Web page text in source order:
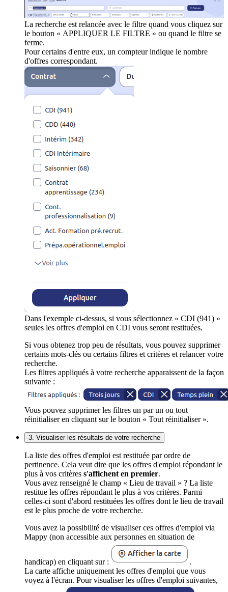
La recherche est relancée avec le filtre quand vous cliquez sur
le bouton « APPLIQUER LE FILTRE » ou quand le filtre se
ferme.
Pour certains d'entre eux, un compteur indique le nombre
d'offres correspondant.
Dans l'exemple ci-dessus, si vous sélectionnez « CDI (941) »
seules les offres d'emploi en CDI vous seront restituées.
Si vous obtenez trop peu de résultats, vous pouvez supprimer
certains mots-clés ou certains filtres et critères et relancer votre
recherche.
Les filtres appliqués à votre recherche apparaissent de la façon
suivante :
Vous pouvez supprimer les filtres un par un ou tout
réinitialiser en cliquant sur le bouton « Tout réinitialiser ».
3. Visualiser les résultats de votre recherche
La liste des offres d'emploi est restituée par ordre de
pertinence. Cela veut dire que les offres d'emploi répondant le
plus à vos critères s'affichent en premier.
Vous avez renseigné le champ « Lieu de travail » ? La liste
restitue les offres répondant le plus à vos critères. Parmi
celles-ci sont d'abord restituées les offres dont le lieu de travail
est le plus proche de votre recherche.
Vous avez la possibilité de visualiser ces offres d'emploi via
Mappy (non accessible aux personnes en situation de
handicap) en cliquant sur :
.
La carte affiche uniquement les offres d'emploi que vous
voyez à l'écran. Pour visualiser les offres d'emploi suivantes,